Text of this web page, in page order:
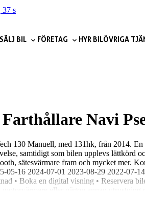
37 s
SÄLJ BIL FÖRETAG HYR BILÖVRIGA
Farthållare Navi
130 Manuell, med 131hk, från 2014.
samtidigt som bilen upplevs lättkörd
sätesvärmare fram och mycket mer.
16 2024-07-01 2023-08-29 2022-07-
• Boka en digital visning • Reservera
eller någon annan
och lämnar ett prisförslag direkt